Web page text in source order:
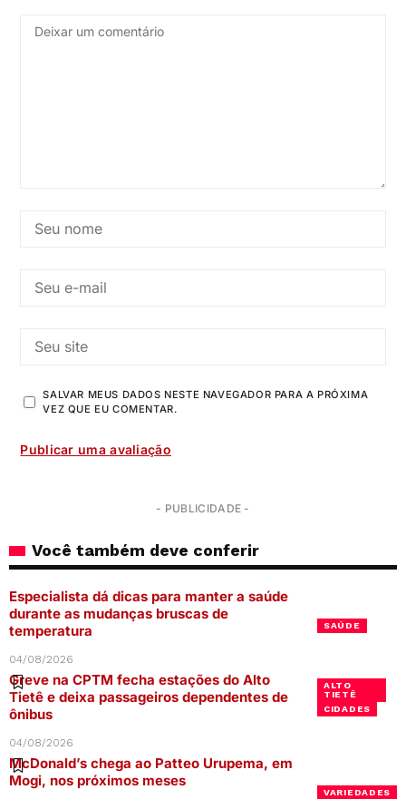
SALVAR MEUS DADOS NESTE NAVEGADOR PARA A PRÓXIMA
VEZ QUE EU COMENTAR.
- PUBLICIDADE -
Você também deve conferir
SAÚDE
Especialista dá dicas para manter a saúde
durante as mudanças bruscas de
temperatura
04/08/2026
ALTO
TIETÊ
CIDADES
Greve na CPTM fecha estações do Alto
Tietê e deixa passageiros dependentes de
ônibus
04/08/2026
VARIEDADES
McDonald’s chega ao Patteo Urupema, em
Mogi, nos próximos meses